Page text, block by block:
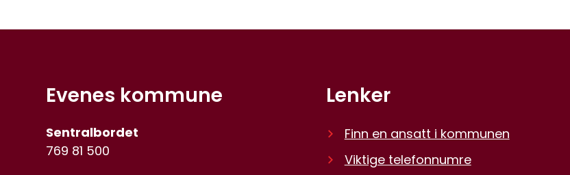
Evenes kommune
Sentralbordet
769 81 500
Lenker
Finn en ansatt i kommunen
Viktige telefonnumre